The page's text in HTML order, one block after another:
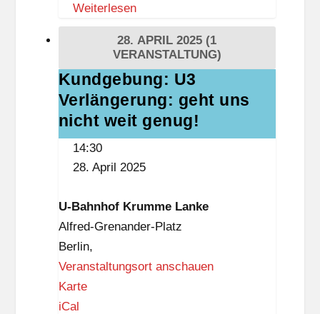
k
a
s
S
h
l
ß
,
3
.
O
o
r
-
r
e
w
i
z
-
B
i
b
Weiterlesen
28. APRIL 2025 (1
VERANSTALTUNG)
Kundgebung:
U3
Verlängerung:
geht
Kundgebung: U3
Verlängerung: geht uns
nicht weit genug!
14:30
28. April 2025
U-Bahnhof Krumme Lanke
Alfred-Grenander-Platz
Berlin,
Veranstaltungsort anschauen
KarteU
iCal